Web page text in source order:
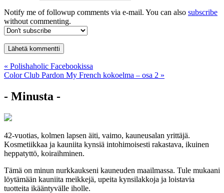
Notify me of followup comments via e-mail. You can also subscribe
without commenting.
Artikkelien
selaus
« Polishaholic Facebookissa
Color Club Pardon My French kokoelma – osa 2 »
- Minusta -
42-vuotias, kolmen lapsen äiti, vaimo, kauneusalan yrittäjä.
Kosmetiikkaa ja kauniita kynsiä intohimoisesti rakastava, ikuinen
heppatyttö, koiraihminen.
Tämä on minun nurkkaukseni kauneuden maailmassa. Tule mukaani
löytämään kauniita meikkejä, upeita kynsilakkoja ja loistavia
tuotteita ikääntyvälle iholle.